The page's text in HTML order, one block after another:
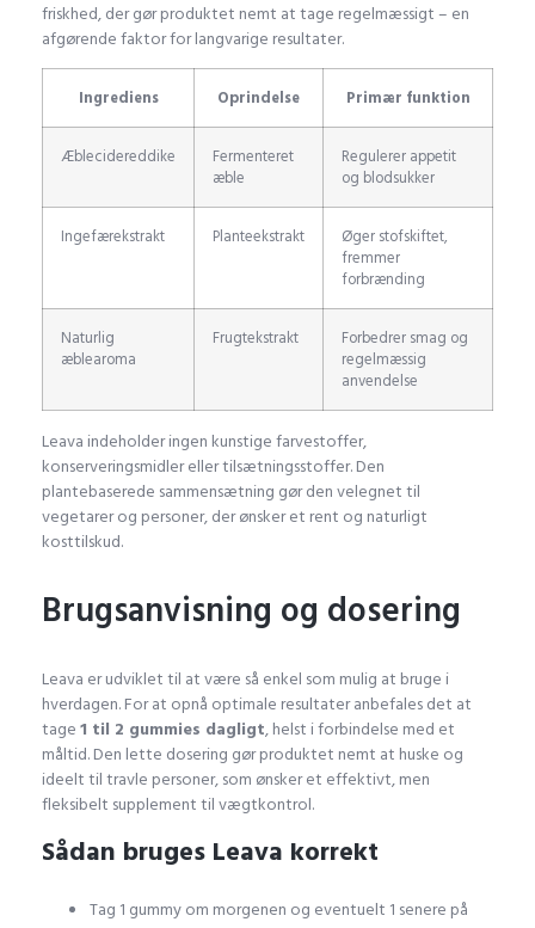
friskhed, der gør produktet nemt at tage regelmæssigt – en
afgørende faktor for langvarige resultater.
Ingrediens Oprindelse Primær funktion
Æblecidereddike
Fermenteret
æble
Regulerer appetit
og blodsukker
Ingefærekstrakt Planteekstrakt
Øger stofskiftet,
fremmer
forbrænding
Naturlig
æblearoma
Frugtekstrakt
Forbedrer smag og
regelmæssig
anvendelse
Leava indeholder ingen kunstige farvestoffer,
konserveringsmidler eller tilsætningsstoffer. Den
plantebaserede sammensætning gør den velegnet til
vegetarer og personer, der ønsker et rent og naturligt
kosttilskud.
Brugsanvisning og dosering
Leava er udviklet til at være så enkel som mulig at bruge i
hverdagen. For at opnå optimale resultater anbefales det at
tage1 til 2 gummies dagligt, helst i forbindelse med et
måltid. Den lette dosering gør produktet nemt at huske og
ideelt til travle personer, som ønsker et effektivt, men
fleksibelt supplement til vægtkontrol.
Sådan bruges Leava korrekt
Tag 1 gummy om morgenen og eventuelt 1 senere på